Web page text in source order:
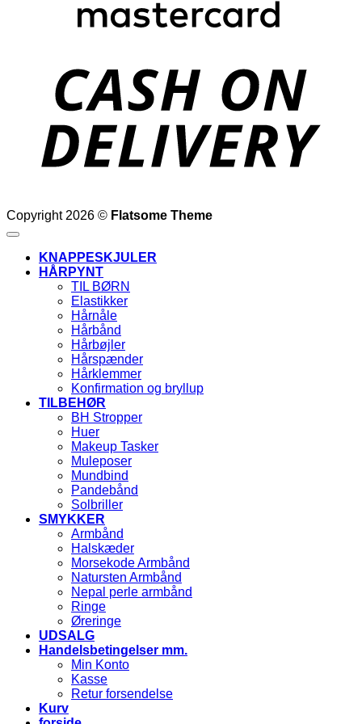
Copyright 2026 © Flatsome Theme
KNAPPESKJULER
HÅRPYNT
TIL BØRN
Elastikker
Hårnåle
Hårbånd
Hårbøjler
Hårspænder
Hårklemmer
Konfirmation og bryllup
TILBEHØR
BH Stropper
Huer
Makeup Tasker
Muleposer
Mundbind
Pandebånd
Solbriller
SMYKKER
Armbånd
Halskæder
Morsekode Armbånd
Natursten Armbånd
Nepal perle armbånd
Ringe
Øreringe
UDSALG
Handelsbetingelser mm.
Min Konto
Kasse
Retur forsendelse
Kurv